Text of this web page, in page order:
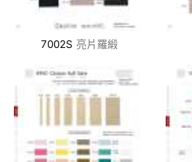
7002S 亮片羅緞